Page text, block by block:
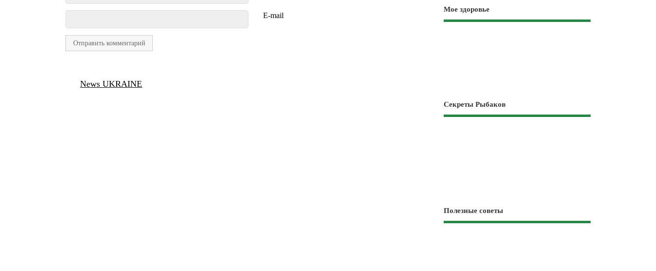
E-mail
News UKRAINE
Мое здоровье
Секреты Рыбаков
Полезные советы